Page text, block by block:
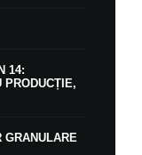
14:
PRODUCȚIE,
GRANULARE